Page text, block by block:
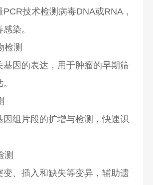
技术检测病毒DNA或RNA，
染。
检测
基因的表达，用于肿瘤的早期筛
因组片段的扩增与检测，快速识
测
变、插入和缺失等变异，辅助遗